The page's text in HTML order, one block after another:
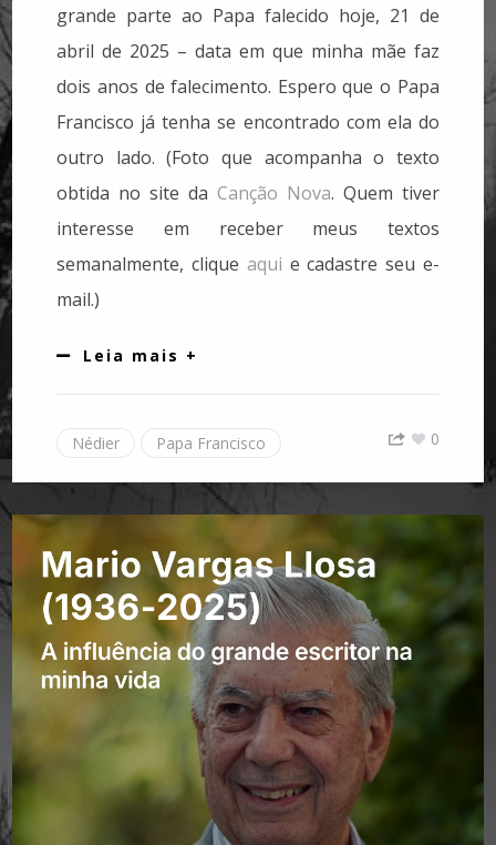
grande parte ao Papa falecido hoje, 21 de
abril de 2025 – data em que minha mãe faz
dois anos de falecimento. Espero que o Papa
Francisco já tenha se encontrado com ela do
outro lado. (Foto que acompanha o texto
obtida no site da Canção Nova. Quem tiver
interesse em receber meus textos
semanalmente, clique aqui e cadastre seu e-
mail.)
Leia mais +
Nédier Papa Francisco 0